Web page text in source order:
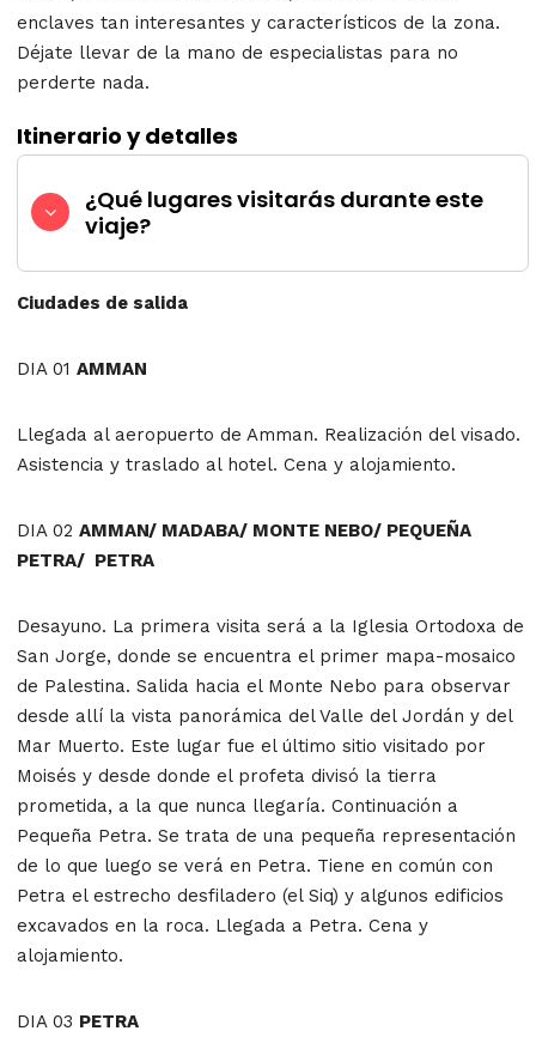
enclaves tan interesantes y característicos de la zona.
Déjate llevar de la mano de especialistas para no
perderte nada.
Itinerario y detalles
¿Qué lugares visitarás durante este
viaje?
Ciudades de salida
DIA 01 AMMAN
Llegada al aeropuerto de Amman. Realización del visado.
Asistencia y traslado al hotel. Cena y alojamiento.
DIA 02 AMMAN/ MADABA/ MONTE NEBO/ PEQUEÑA
PETRA/ PETRA
Desayuno. La primera visita será a la Iglesia Ortodoxa de
San Jorge, donde se encuentra el primer mapa-mosaico
de Palestina. Salida hacia el Monte Nebo para observar
desde allí la vista panorámica del Valle del Jordán y del
Mar Muerto. Este lugar fue el último sitio visitado por
Moisés y desde donde el profeta divisó la tierra
prometida, a la que nunca llegaría. Continuación a
Pequeña Petra. Se trata de una pequeña representación
de lo que luego se verá en Petra. Tiene en común con
Petra el estrecho desfiladero (el Siq) y algunos edificios
excavados en la roca. Llegada a Petra. Cena y
alojamiento.
DIA 03 PETRA